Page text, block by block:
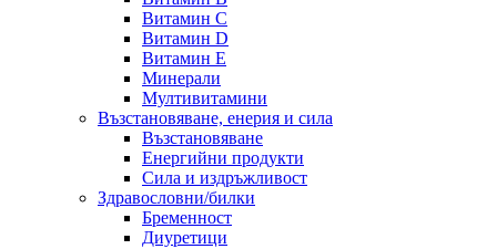
Витамин C
Витамин D
Витамин E
Минерали
Мултивитамини
Възстановяване, енерия и сила
Възстановяване
Енергийни продукти
Сила и издръжливост
Здравословни/билки
Бременност
Диуретици